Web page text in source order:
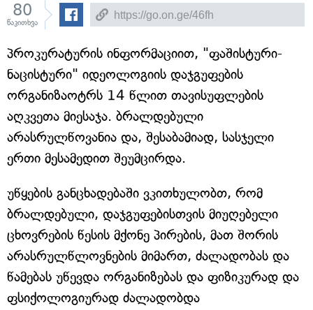
80
წაკითხვა
პროკურატურის ინფორმაციით, "ფაშისტური-
ნაცისტური" იდეოლოგიის დაჯგუფების
ორგანიზაოტრს 14 წლით თავისუფლების
აღკვეთა მიესაჯა. ბრალდებული
არასრულწოვანია და, შესაბამიად, სასჯელი
ერთი მესამედით შეუმცირდა.
უწყების განცხადებაში ვკითხულობთ, რომ
ბრალდებული, დაჯგუფებისთვის მიუღებელი
ცხოვრების წესის მქონე პირების, მათ შორის
არასრულწლოვნების მიმართ, ძალადობას და
წამებას უწევდა ორგანიზებას და ფიზიკურად და
ფსიქოლოგიურად ძალადობდა